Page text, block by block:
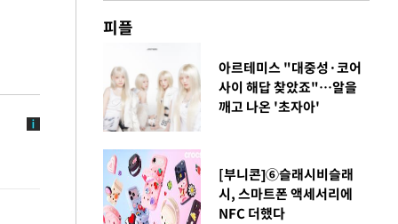
피플
아르테미스 "대중성·코어
사이 해답 찾았죠"…알을
깨고 나온 '초자아'
[부니콘]⑥슬래시비슬래
시, 스마트폰 액세서리에
NFC 더했다